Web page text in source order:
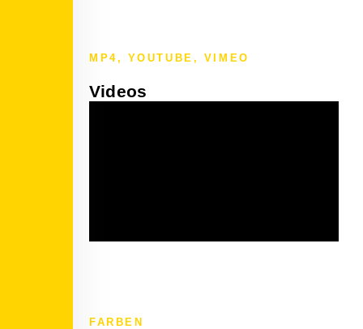
MP4, YOUTUBE, VIMEO
Videos
FARBEN